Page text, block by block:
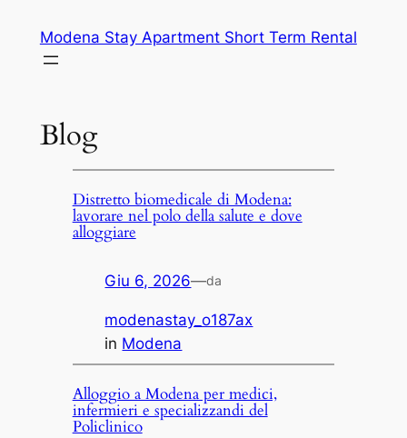
contenuto
Modena Stay Apartment Short Term Rental
Blog
Distretto biomedicale di Modena:
lavorare nel polo della salute e dove
alloggiare
Giu 6, 2026—da
modenastay_o187ax
in Modena
Alloggio a Modena per medici,
infermieri e specializzandi del
Policlinico